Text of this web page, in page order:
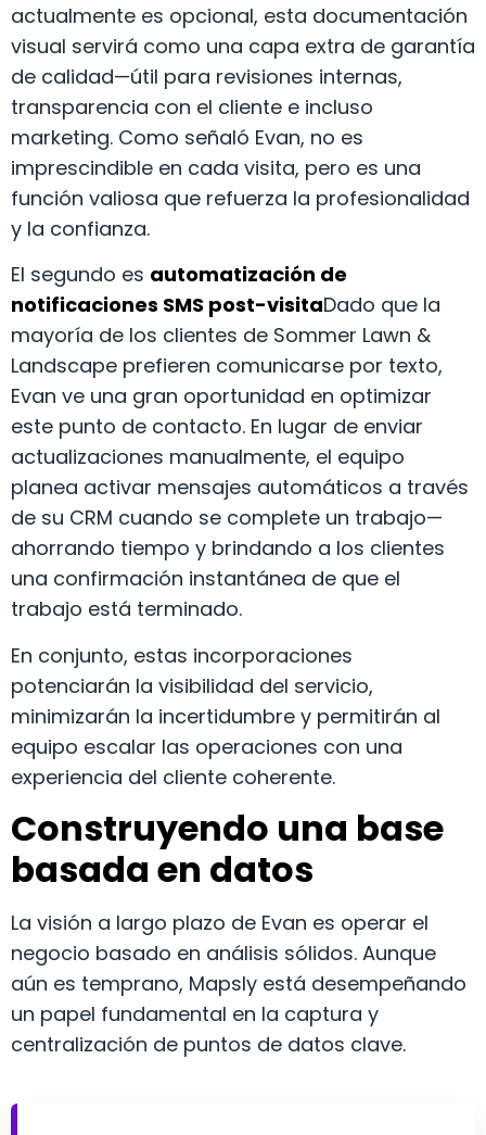
actualmente es opcional, esta documentación
visual servirá como una capa extra de garantía
de calidad—útil para revisiones internas,
transparencia con el cliente e incluso
marketing. Como señaló Evan, no es
imprescindible en cada visita, pero es una
función valiosa que refuerza la profesionalidad
y la confianza.
El segundo es automatización de
notificaciones SMS post-visitaDado que la
mayoría de los clientes de Sommer Lawn &
Landscape prefieren comunicarse por texto,
Evan ve una gran oportunidad en optimizar
este punto de contacto. En lugar de enviar
actualizaciones manualmente, el equipo
planea activar mensajes automáticos a través
de su CRM cuando se complete un trabajo—
ahorrando tiempo y brindando a los clientes
una confirmación instantánea de que el
trabajo está terminado.
En conjunto, estas incorporaciones
potenciarán la visibilidad del servicio,
minimizarán la incertidumbre y permitirán al
equipo escalar las operaciones con una
experiencia del cliente coherente.
Construyendo una base
basada en datos
La visión a largo plazo de Evan es operar el
negocio basado en análisis sólidos. Aunque
aún es temprano, Mapsly está desempeñando
un papel fundamental en la captura y
centralización de puntos de datos clave.